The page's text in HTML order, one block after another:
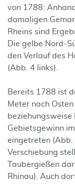
von 1788:
damaligen
Rheins sind
Die gelbe Nord-
den Verlauf des
(Abb. 4 links).
Bereits 1788 ist
Meter nach
Gebietsgewinn
eingetreten (Abb.
Verschiebung
Taubergießen
Rhinau). Auch